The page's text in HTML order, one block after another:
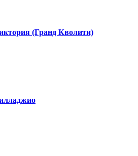
(Гранд Кволити)